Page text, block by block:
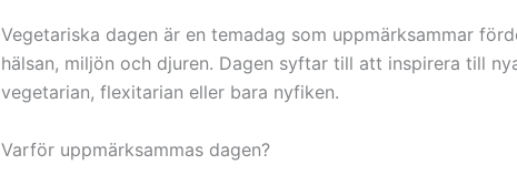
Vegetariska dagen är en temadag som uppmärksammar
hälsan, miljön och djuren. Dagen syftar till att inspirera till
vegetarian, flexitarian eller bara nyfiken.
Varför uppmärksammas dagen?